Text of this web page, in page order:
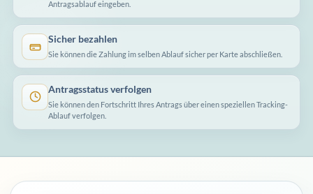
Antragsablauf eingeben.
Sicher bezahlen
Sie können die Zahlung im selben Ablauf sicher per Karte abschließen.
Antragsstatus verfolgen
Sie können den Fortschritt Ihres Antrags über einen speziellen Tracking-
Ablauf verfolgen.